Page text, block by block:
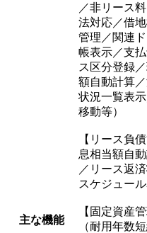
主な機能
／非リース
法対応／借
管理／関連
帳表示／支
ス区分登録
額自動計算
状況一覧表
移動等）
【リース負
息相当額自
／リース返
スケジュー
【固定資産
（耐用年数